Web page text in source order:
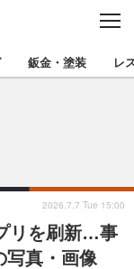
C
S
E
プを地域から探す
陸
西
鈑金・塗装 レ
リを刷新…事
写真・画像
2026.7.7 Tue 15:00